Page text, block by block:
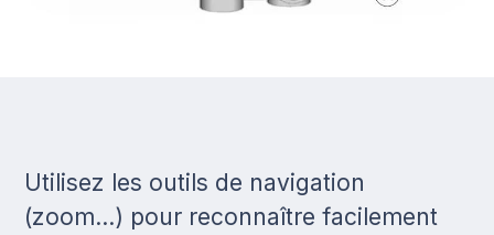
Utilisez les outils de navigation
(zoom...) pour reconnaître facilement